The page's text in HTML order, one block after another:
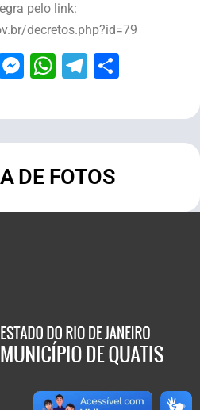
pelo link:
decretos.php?id=79
LinkedIn
Messenger
WhatsApp
Telegram
DE FOTOS